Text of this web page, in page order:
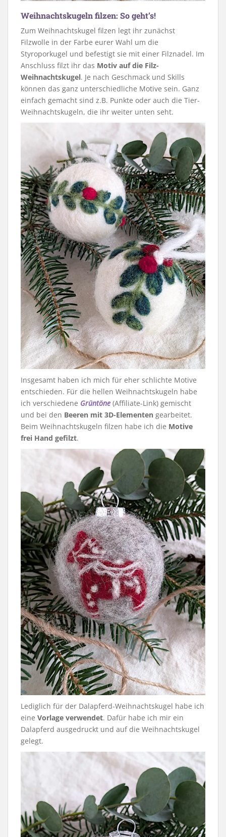
Weihnachtskugeln filzen: So geht’s!
Zum Weihnachtskugel filzen legt ihr zunächst
Filzwolle in der Farbe eurer Wahl um die
Styroporkugel und befestigt sie mit einer Filznadel. Im
Anschluss filzt ihr das Motiv auf die Filz-
Weihnachtskugel. Je nach Geschmack und Skills
können das ganz unterschiedliche Motive sein. Ganz
einfach gemacht sind z.B. Punkte oder auch die Tier-
Weihnachtskugeln, die ihr weiter unten seht.
Insgesamt haben ich mich für eher schlichte Motive
entschieden. Für die hellen Weihnachtskugeln habe
ich verschiedene Grüntöne (Affiliate-Link) gemischt
und bei den Beeren mit 3D-Elementen gearbeitet.
Beim Weihnachtskugeln filzen habe ich die Motive
frei Hand gefilzt.
Lediglich für der Dalapferd-Weihnachtskugel habe ich
eine Vorlage verwendet. Dafür habe ich mir ein
Dalapferd ausgedruckt und auf die Weihnachtskugel
gelegt.